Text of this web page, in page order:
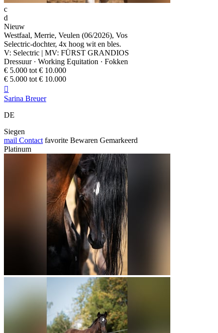
c
d
Nieuw
Westfaal, Merrie, Veulen (06/2026), Vos
Selectric-dochter, 4x hoog wit en bles.
V: Selectric | MV: FÜRST GRANDIOS
Dressuur · Working Equitation · Fokken
€ 5.000 tot € 10.000
€ 5.000 tot € 10.000

Sarina Breuer
DE
Siegen
mail Contact favorite Bewaren Gemarkeerd
Platinum